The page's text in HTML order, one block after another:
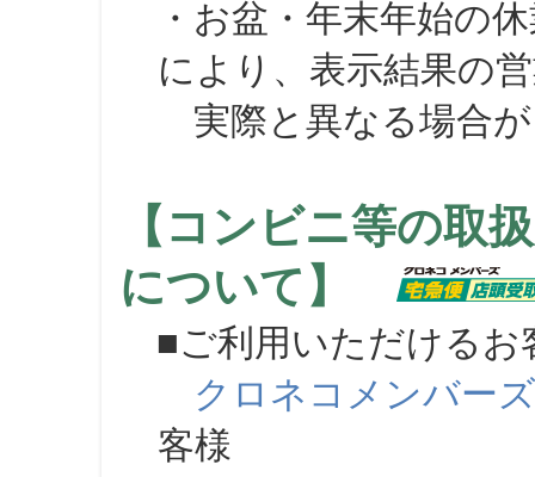
・お盆・年末年始の
により、表示結果の
実際と異なる場合が
【コンビニ等の取
について】
■ご利用いただけるお
クロネコメンバーズ
客様